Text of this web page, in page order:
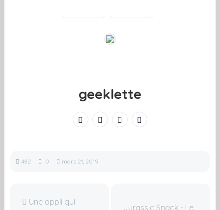
geeklette
482 0 mars 21, 2019
Une appli qui
Jurassic Snack - Le